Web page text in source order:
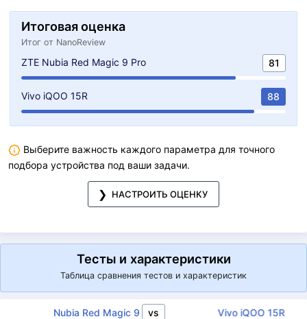
Итоговая оценка
Итог от NanoReview
ZTE Nubia Red Magic 9 Pro 81
Vivo iQOO 15R 88
Выберите важность каждого параметра для точного
подбора устройства под ваши задачи.
НАСТРОИТЬ ОЦЕНКУ
Тесты и характеристики
Таблица сравнения тестов и характеристик
Nubia Red Magic 9 Pro vs Vivo iQOO 15R